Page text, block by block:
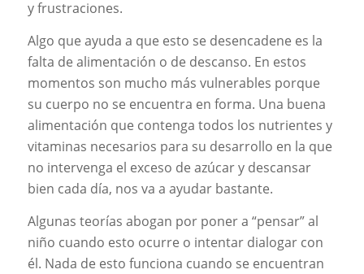
y frustraciones.
Algo que ayuda a que esto se desencadene es la
falta de alimentación o de descanso. En estos
momentos son mucho más vulnerables porque
su cuerpo no se encuentra en forma. Una buena
alimentación que contenga todos los nutrientes y
vitaminas necesarios para su desarrollo en la que
no intervenga el exceso de azúcar y descansar
bien cada día, nos va a ayudar bastante.
Algunas teorías abogan por poner a “pensar” al
niño cuando esto ocurre o intentar dialogar con
él. Nada de esto funciona cuando se encuentran